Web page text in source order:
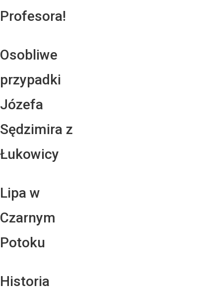
Profesora!
Osobliwe
przypadki
Józefa
Sędzimira z
Łukowicy
Lipa w
Czarnym
Potoku
Historia